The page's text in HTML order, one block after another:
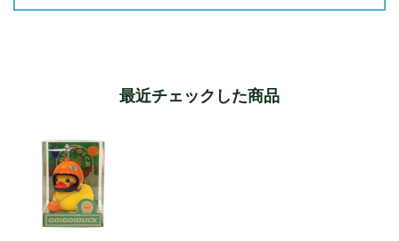
最近チェックした商品